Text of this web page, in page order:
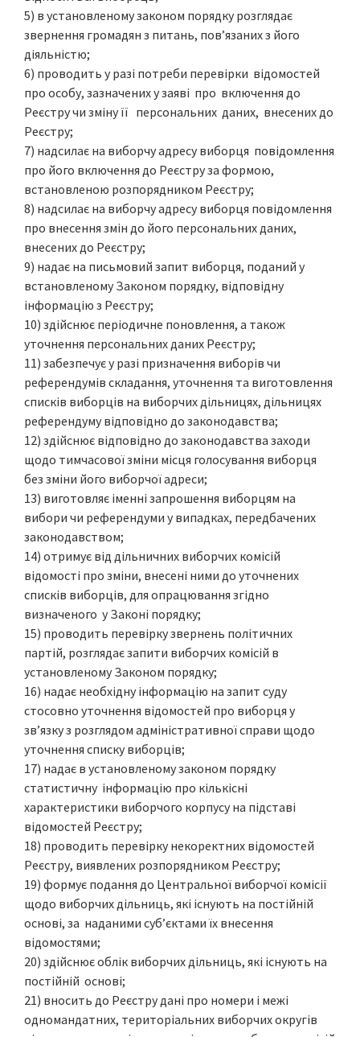
5) в установленому законом порядку розглядає
звернення громадян з питань, пов’язаних з його
діяльністю;
6) проводить у разі потреби перевірки відомостей
про особу, зазначених у заяві про включення до
Реєстру чи зміну її персональних даних, внесених до
Реєстру;
7) надсилає на виборчу адресу виборця повідомлення
про його включення до Реєстру за формою,
встановленою розпорядником Реєстру;
8) надсилає на виборчу адресу виборця повідомлення
про внесення змін до його персональних даних,
внесених до Реєстру;
9) надає на письмовий запит виборця, поданий у
встановленому Законом порядку, відповідну
інформацію з Реєстру;
10) здійснює періодичне поновлення, а також
уточнення персональних даних Реєстру;
11) забезпечує у разі призначення виборів чи
референдумів складання, уточнення та виготовлення
списків виборців на виборчих дільницях, дільницях
референдуму відповідно до законодавства;
12) здійснює відповідно до законодавства заходи
щодо тимчасової зміни місця голосування виборця
без зміни його виборчої адреси;
13) виготовляє іменні запрошення виборцям на
вибори чи референдуми у випадках, передбачених
законодавством;
14) отримує від дільничних виборчих комісій
відомості про зміни, внесені ними до уточнених
списків виборців, для опрацювання згідно
визначеного у Законі порядку;
15) проводить перевірку звернень політичних
партій, розглядає запити виборчих комісій в
установленому Законом порядку;
16) надає необхідну інформацію на запит суду
стосовно уточнення відомостей про виборця у
зв’язку з розглядом адміністративної справи щодо
уточнення списку виборців;
17) надає в установленому законом порядку
статистичну інформацію про кількісні
характеристики виборчого корпусу на підставі
відомостей Реєстру;
18) проводить перевірку некоректних відомостей
Реєстру, виявлених розпорядником Реєстру;
19) формує подання до Центральної виборчої комісії
щодо виборчих дільниць, які існують на постійній
основі, за наданими суб’єктами їх внесення
відомостями;
20) здійснює облік виборчих дільниць, які існують на
постійній основі;
21) вносить до Реєстру дані про номери і межі
одномандатних, територіальних виборчих округів